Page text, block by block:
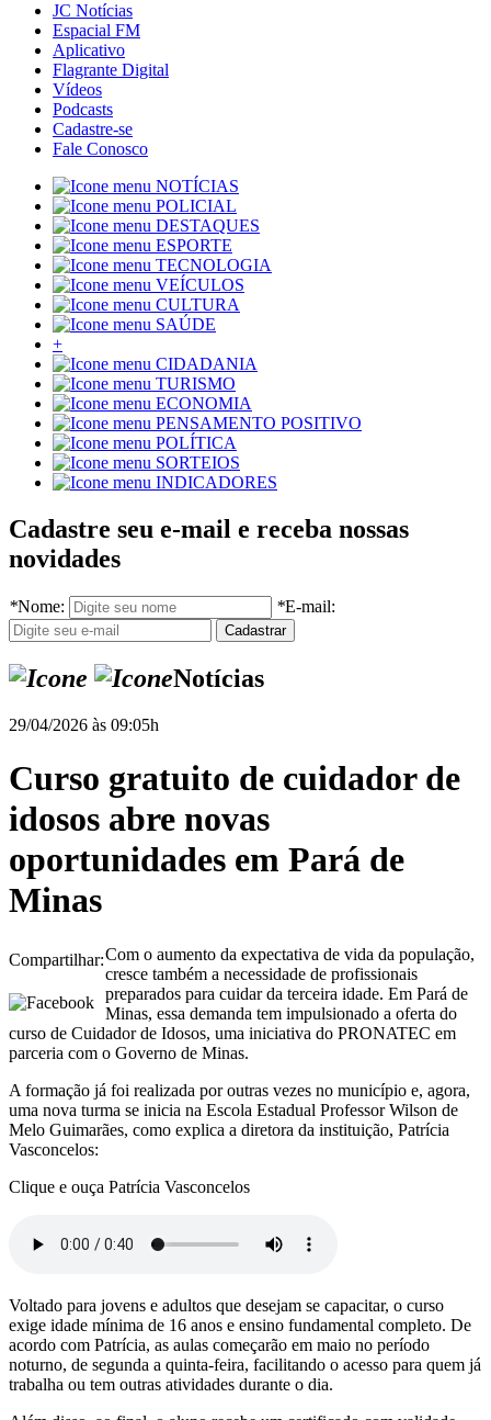
JC Notícias
Espacial FM
Aplicativo
Flagrante Digital
Vídeos
Podcasts
Cadastre-se
Fale Conosco
NOTÍCIAS
POLICIAL
DESTAQUES
ESPORTE
TECNOLOGIA
VEÍCULOS
CULTURA
SAÚDE
+
CIDADANIA
TURISMO
ECONOMIA
PENSAMENTO POSITIVO
POLÍTICA
SORTEIOS
INDICADORES
Cadastre seu e-mail e receba nossas
novidades
*Nome: *E-mail:
Notícias
29/04/2026 às 09:05h
Curso gratuito de cuidador de
idosos abre novas
oportunidades em Pará de
Minas
Compartilhar:Com o aumento da expectativa de vida da população,
cresce também a necessidade de profissionais
preparados para cuidar da terceira idade. Em Pará de
Minas, essa demanda tem impulsionado a oferta do
curso de Cuidador de Idosos, uma iniciativa do PRONATEC em
parceria com o Governo de Minas.
A formação já foi realizada por outras vezes no município e, agora,
uma nova turma se inicia na Escola Estadual Professor Wilson de
Melo Guimarães, como explica a diretora da instituição, Patrícia
Vasconcelos:
Clique e ouça Patrícia Vasconcelos
Voltado para jovens e adultos que desejam se capacitar, o curso
exige idade mínima de 16 anos e ensino fundamental completo. De
acordo com Patrícia, as aulas começarão em maio no período
noturno, de segunda a quinta-feira, facilitando o acesso para quem já
trabalha ou tem outras atividades durante o dia.